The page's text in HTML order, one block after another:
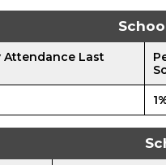
Attendance Last